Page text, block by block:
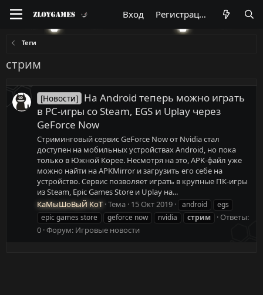
Вход Регистрация
Теги
стрим
[Новости] На Android теперь можно играть
в PC-игры со Steam, EGS и Uplay через
GeForce Now
Стриминговый сервис GeForce Now от Nvidia стал
доступен на мобильных устройствах Android, но пока
только в Южной Корее. Несмотря на это, APK-файл уже
можно найти на APKMirror и загрузить его себе на
устройство. Сервис позволяет играть в крупные ПК-игры
из Steam, Epic Games Store и Uplay на...
КаМыШоВыЙ КоТ Тема 15 Окт 2019 android
egs
epic games store
geforce now nvidia стрим
Ответы:
0 Форум: Игровые новости